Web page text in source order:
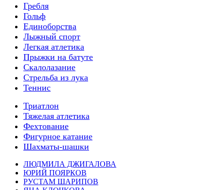
Гребля
Гольф
Единоборства
Лыжный спорт
Легкая атлетика
Прыжки на батуте
Скалолазание
Стрельба из лука
Теннис
Триатлон
Тяжелая атлетика
Фехтование
Фигурное катание
Шахматы-шашки
ЛЮДМИЛА ДЖИГАЛОВА
ЮРИЙ ПОЯРКОВ
РУСТАМ ШАРИПОВ